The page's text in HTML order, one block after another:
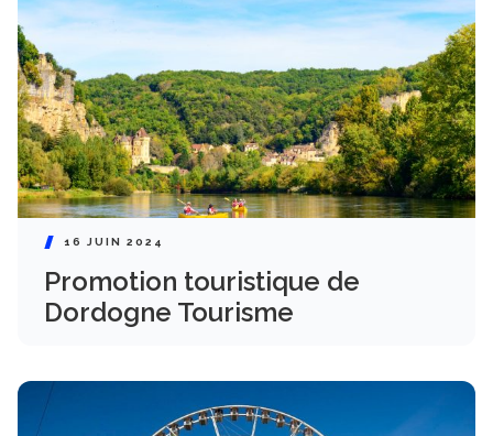
16 JUIN 2024
Promotion touristique de
Dordogne Tourisme